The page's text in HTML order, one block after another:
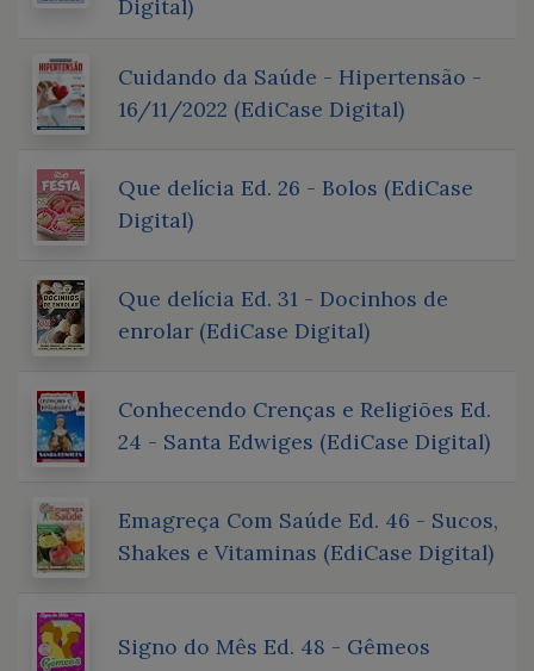
Digital)
Cuidando da Saúde - Hipertensão -
16/11/2022 (EdiCase Digital)
Que delícia Ed. 26 - Bolos (EdiCase
Digital)
Que delícia Ed. 31 - Docinhos de
enrolar (EdiCase Digital)
Conhecendo Crenças e Religiões Ed.
24 - Santa Edwiges (EdiCase Digital)
Emagreça Com Saúde Ed. 46 - Sucos,
Shakes e Vitaminas (EdiCase Digital)
Signo do Mês Ed. 48 - Gêmeos